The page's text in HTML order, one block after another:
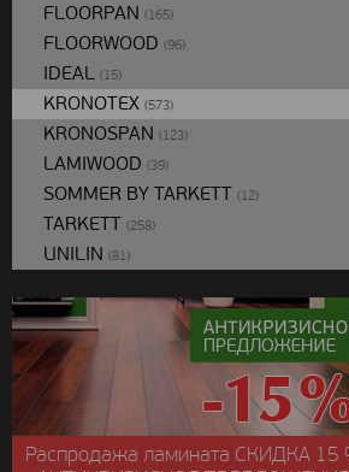
FLOORPAN (165)
FLOORWOOD (96)
IDEAL (15)
KRONOTEX (573)
KRONOSPAN (123)
LAMIWOOD (39)
SOMMER BY TARKETT (12)
TARKETT (258)
UNILIN (81)
Распродажа ламината СКИДКА15